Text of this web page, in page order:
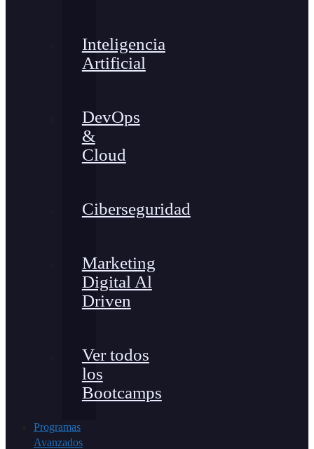
Inteligencia
Artificial
DevOps
&
Cloud
Ciberseguridad
Marketing
Digital Al
Driven
Ver todos
los
Bootcamps
Programas
Avanzados